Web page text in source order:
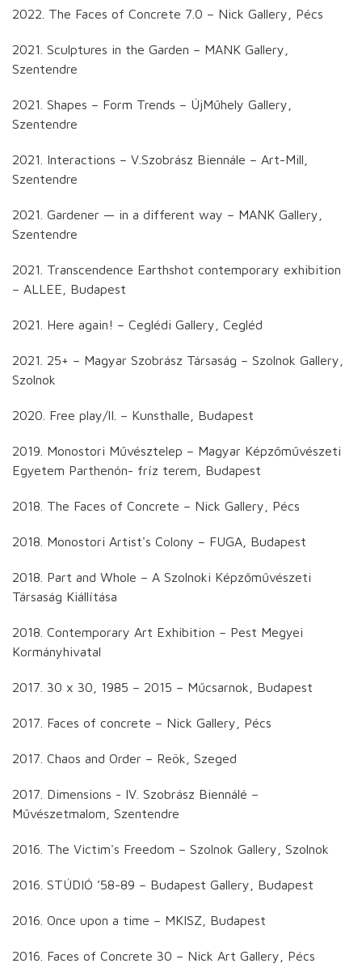
2022. The Faces of Concrete 7.0 – Nick Gallery, Pécs
2021. Sculptures in the Garden – MANK Gallery,
Szentendre
2021. Shapes – Form Trends – ÚjMűhely Gallery,
Szentendre
2021. Interactions – V.Szobrász Biennále – Art-Mill,
Szentendre
2021. Gardener — in a different way – MANK Gallery,
Szentendre
2021. Transcendence Earthshot contemporary exhibition
– ALLEE, Budapest
2021. Here again! – Ceglédi Gallery, Cegléd
2021. 25+ – Magyar Szobrász Társaság – Szolnok Gallery,
Szolnok
2020. Free play/II. – Kunsthalle, Budapest
2019. Monostori Művésztelep – Magyar Képzőművészeti
Egyetem Parthenón- fríz terem, Budapest
2018. The Faces of Concrete – Nick Gallery, Pécs
2018. Monostori Artist's Colony – FUGA, Budapest
2018. Part and Whole – A Szolnoki Képzőművészeti
Társaság Kiállítása
2018. Contemporary Art Exhibition – Pest Megyei
Kormányhivatal
2017. 30 x 30, 1985 – 2015 – Műcsarnok, Budapest
2017. Faces of concrete – Nick Gallery, Pécs
2017. Chaos and Order – Reök, Szeged
2017. Dimensions - IV. Szobrász Biennálé –
Művészetmalom, Szentendre
2016. The Victim's Freedom – Szolnok Gallery, Szolnok
2016. STÚDIÓ ’58-89 – Budapest Gallery, Budapest
2016. Once upon a time – MKISZ, Budapest
2016. Faces of Concrete 30 – Nick Art Gallery, Pécs